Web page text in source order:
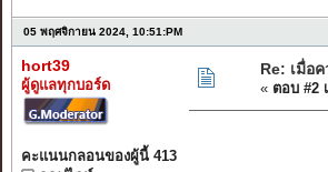
05 พฤศจิกายน 2024, 10:51:PM
hort39
ผู้ดูแลทุกบอร์ด
คะแนนกลอนของผู้นี้ 413
Re: เมื่อ
« ตอบ #2